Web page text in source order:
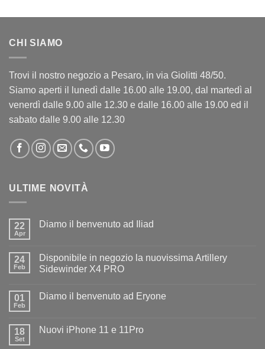
CHI SIAMO
Trovi il nostro negozio a Pesaro, in via Giolitti 48/50.
Siamo aperti il lunedì dalle 16.00 alle 19.00, dal martedì al
venerdì dalle 9.00 alle 12.30 e dalle 16.00 alle 19.00 ed il
sabato dalle 9.00 alle 12.30
ULTIME NOVITÀ
22
Apr
Diamo il benvenuto ad Iliad
Diamo
il
benvenuto
24
Feb
Disponibile in negozio la nuovissima Artillery
Sidewinder X4 PRO
su
la
nuovissima
01
Feb
Diamo il benvenuto ad Eryone
Diamo
18
Set
Nuovi iPhone 11 e 11Pro